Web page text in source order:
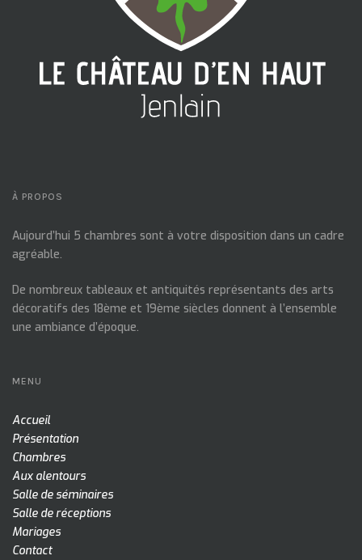
À PROPOS
Aujourd’hui 5 chambres sont à votre disposition dans un cadre
agréable.
De nombreux tableaux et antiquités représentants des arts
décoratifs des 18ème et 19ème siècles donnent à l’ensemble
une ambiance d’époque.
MENU
Accueil
Présentation
Chambres
Aux alentours
Salle de séminaires
Salle de réceptions
Mariages
Contact